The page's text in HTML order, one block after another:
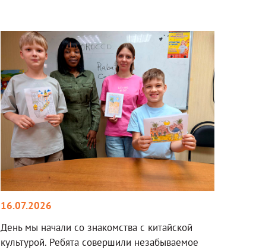
16.07.2026
День мы начали со знакомства с китайской
культурой. Ребята совершили незабываемое